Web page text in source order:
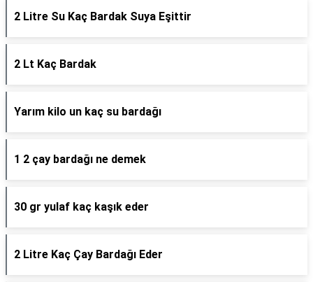
2 Litre Su Kaç Bardak Suya Eşittir
2 Lt Kaç Bardak
Yarım kilo un kaç su bardağı
1 2 çay bardağı ne demek
30 gr yulaf kaç kaşık eder
2 Litre Kaç Çay Bardağı Eder